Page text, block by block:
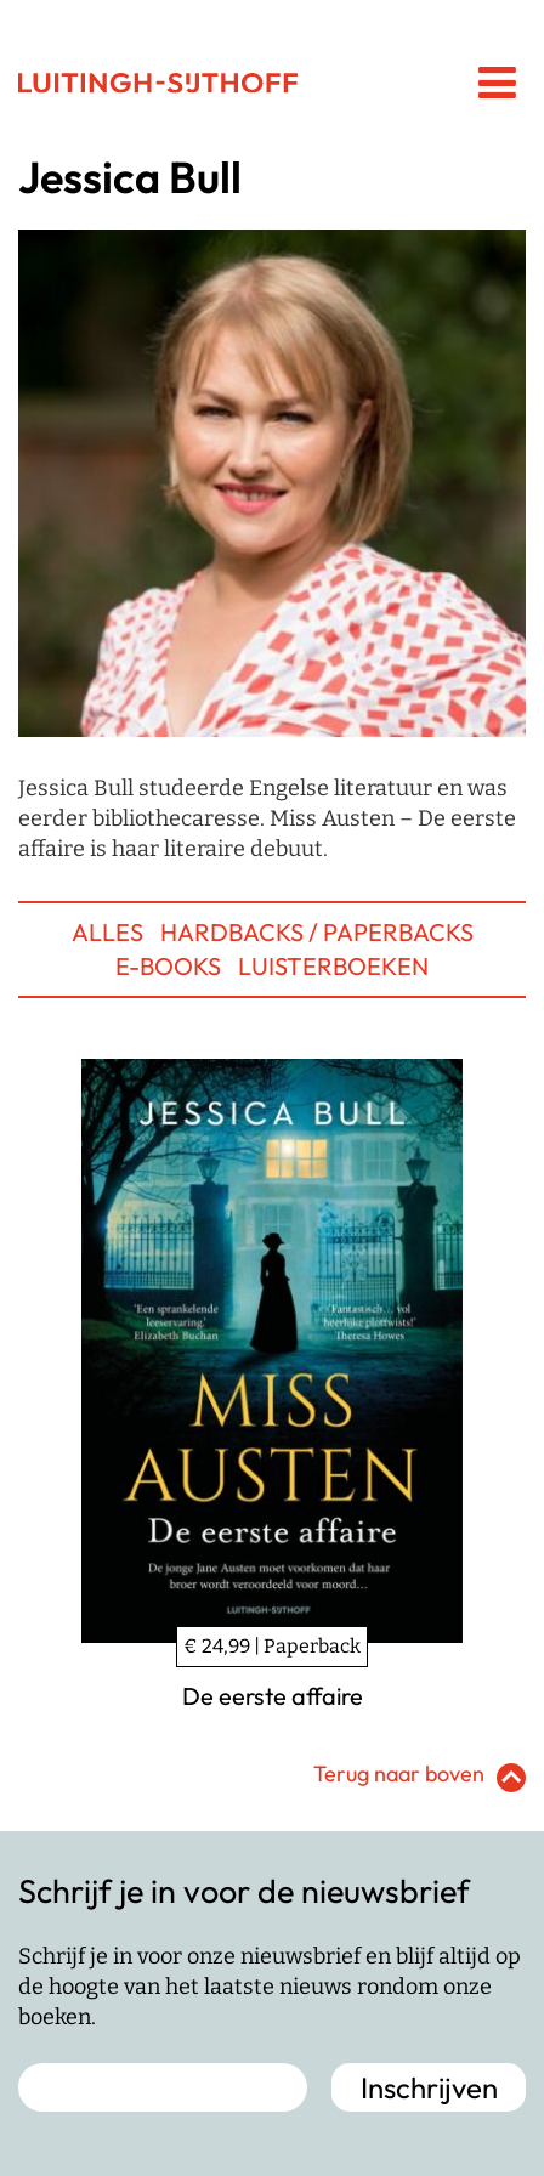
Jessica Bull
Jessica Bull studeerde Engelse literatuur en was
eerder bibliothecaresse. Miss Austen – De eerste
affaire is haar literaire debuut.
ALLES
HARDBACKS / PAPERBACKS
E-BOOKS LUISTERBOEKEN
€ 24,99 | Paperback
De eerste affaire
Terug naar boven
Schrijf je in voor de nieuwsbrief
Schrijf je in voor onze nieuwsbrief en blijf altijd op
de hoogte van het laatste nieuws rondom onze
boeken.